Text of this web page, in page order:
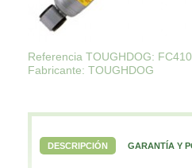
Referencia TOUGHDOG:
Fabricante: TOUGHDOG
DESCRIPCIÓN GARANTÍA Y